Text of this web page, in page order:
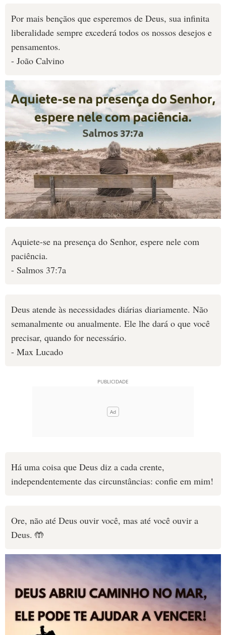
Por mais bençãos que esperemos de Deus, sua infinita
liberalidade sempre excederá todos os nossos desejos e
pensamentos.
- João Calvino
Aquiete-se na presença do Senhor, espere nele com
paciência.
- Salmos 37:7a
Deus atende às necessidades diárias diariamente. Não
semanalmente ou anualmente. Ele lhe dará o que você
precisar, quando for necessário.
- Max Lucado
Há uma coisa que Deus diz a cada crente,
independentemente das circunstâncias: confie em mim!
Ore, não até Deus ouvir você, mas até você ouvir a
Deus. 🤲